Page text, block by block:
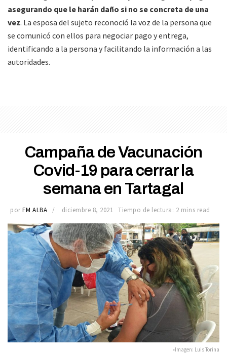
asegurando que le harán daño si no se concreta de una
vez. La esposa del sujeto reconoció la voz de la persona que
se comunicó con ellos para negociar pago y entrega,
identificando a la persona y facilitando la información a las
autoridades.
Campaña de Vacunación
Covid-19 para cerrar la
semana en Tartagal
por FM ALBA diciembre 8, 2021 Tiempo de lectura: 2 mins read
»Imagen: Luis Torina